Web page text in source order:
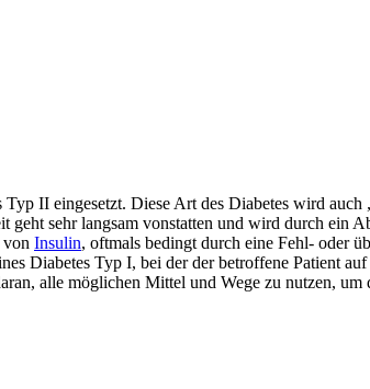
II eingesetzt. Diese Art des Diabetes wird auch
sehr langsam vonstatten und wird durch ein
von Insulin, oftmals bedingt durch eine Fehl- oder
Diabetes Typ I, bei der der betroffene Patient
alle möglichen Mittel und Wege zu nutzen, um